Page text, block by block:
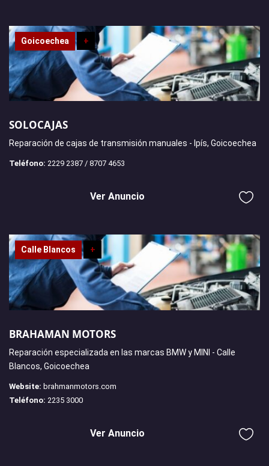
Goicoechea +
SOLOCAJAS
Reparación de cajas de transmisión manuales - Ipís, Goicoechea
Teléfono: 2229 2387 / 8707 4653
Ver Anuncio
Calle Blancos +
BRAHAMAN MOTORS
Reparación especializada en las marcas BMW y MINI - Calle
Blancos, Goicoechea
Website: brahmanmotors.com
Teléfono: 2235 3000
Ver Anuncio